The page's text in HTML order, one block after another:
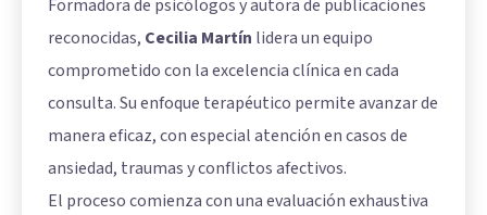
Formadora de psicólogos y autora de publicaciones
reconocidas, Cecilia Martín lidera un equipo
comprometido con la excelencia clínica en cada
consulta. Su enfoque terapéutico permite avanzar de
manera eficaz, con especial atención en casos de
ansiedad, traumas y conflictos afectivos.
El proceso comienza con una evaluación exhaustiva